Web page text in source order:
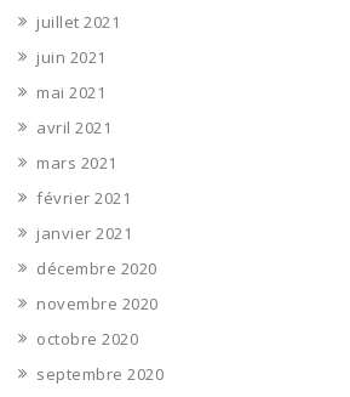
juillet 2021
juin 2021
mai 2021
avril 2021
mars 2021
février 2021
janvier 2021
décembre 2020
novembre 2020
octobre 2020
septembre 2020